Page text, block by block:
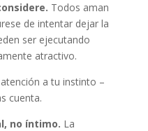
Todos aman
de intentar dejar la
ser ejecutando
atractivo.
a tu instinto –
cuenta.
no íntimo. La